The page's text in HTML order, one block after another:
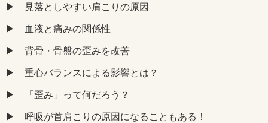
見落としやすい肩こりの原因
血液と痛みの関係性
背骨・骨盤の歪みを改善
重心バランスによる影響とは？
「歪み」って何だろう？
呼吸が首肩こりの原因になることもある！